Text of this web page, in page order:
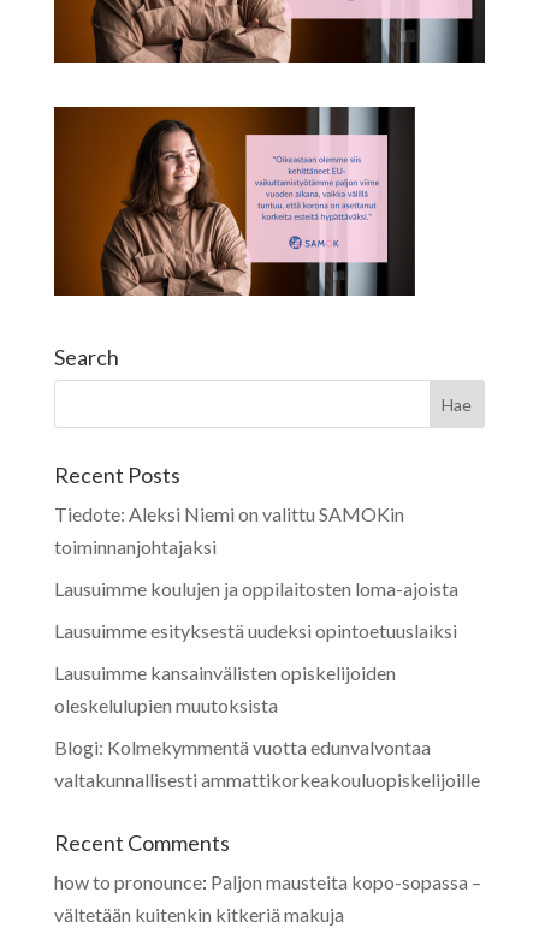
Search
Recent Posts
Tiedote: Aleksi Niemi on valittu SAMOKin
toiminnanjohtajaksi
Lausuimme koulujen ja oppilaitosten loma-ajoista
Lausuimme esityksestä uudeksi opintoetuuslaiksi
Lausuimme kansainvälisten opiskelijoiden
oleskelulupien muutoksista
Blogi: Kolmekymmentä vuotta edunvalvontaa
valtakunnallisesti ammattikorkeakouluopiskelijoille
Recent Comments
how to pronounce: Paljon mausteita kopo-sopassa –
vältetään kuitenkin kitkeriä makuja